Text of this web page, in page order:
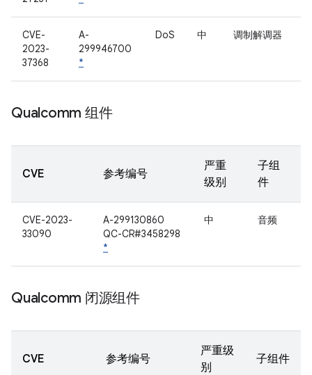
CVE-
2023-
37368
A-
299946700
*
DoS 中 调制解调器
Qualcomm 组件
CVE 参考编号
严重
级别
子组
件
CVE-2023-
33090
A-299130860
QC-CR#3458298
*
中 音频
Qualcomm 闭源组件
CVE 参考编号
严重级
别
子组件